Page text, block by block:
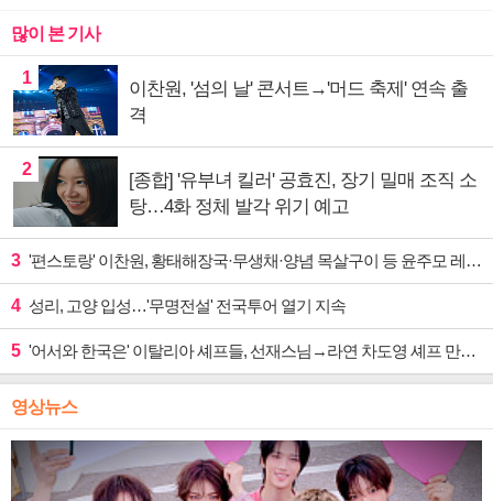
많이 본 기사
1
이찬원, '섬의 날' 콘서트→'머드 축제' 연속 출
격
2
[종합] '유부녀 킬러' 공효진, 장기 밀매 조직 소
탕…4화 정체 발각 위기 예고
3 '편스토랑' 이찬원, 황태해장국·무생채·양념 목살구이 등 윤주모 레시피 섭렵
4 성리, 고양 입성…'무명전설' 전국투어 열기 지속
5 '어서와 한국은' 이탈리아 셰프들, 선재스님→라연 차도영 셰프 만난다
영상뉴스